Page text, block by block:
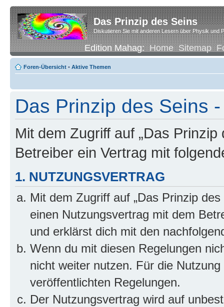
Das Prinzip des Seins
Diskutieren Sie mit anderen Lesern über Physik und
Edition Mahag:Home Sitemap
Foren-Übersicht • Aktive Themen
Das Prinzip des Seins
Mit dem Zugriff auf „Das
Betreiber ein Vertrag mit
1. NUTZUNGSVERTRAG
Mit dem Zugriff auf „Das Prinzip
einen Nutzungsvertrag mit dem
und erklärst dich mit den
Wenn du mit diesen Regelungen
nicht weiter nutzen. Für die
veröffentlichten Regelungen.
Der Nutzungsvertrag wird auf